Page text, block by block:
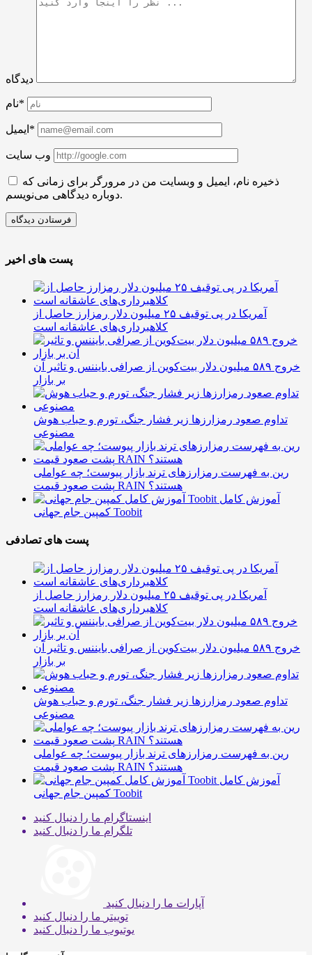
دیدگاه
نام*
ایمیل*
وب سایت
ذخیره نام، ایمیل و وبسایت من در مرورگر برای زمانی که
دوباره دیدگاهی می‌نویسم.
پست های اخیر
آمریکا در پی توقیف ۲۵ میلیون دلار رمزارز حاصل از
کلاهبرداری‌های عاشقانه است
خروج ۵۸۹ میلیون دلار بیت‌کوین از صرافی بایننس و تاثیر آن
بر بازار
تداوم صعود رمزارزها زیر فشار جنگ، تورم و حباب هوش
مصنوعی
رین به فهرست رمزارزهای ترند بازار پیوست؛ چه عواملی
پشت صعود قیمت RAIN هستند؟
آموزش کامل
کمپین جام جهانی Toobit
پست های تصادفی
آمریکا در پی توقیف ۲۵ میلیون دلار رمزارز حاصل از
کلاهبرداری‌های عاشقانه است
خروج ۵۸۹ میلیون دلار بیت‌کوین از صرافی بایننس و تاثیر آن
بر بازار
تداوم صعود رمزارزها زیر فشار جنگ، تورم و حباب هوش
مصنوعی
رین به فهرست رمزارزهای ترند بازار پیوست؛ چه عواملی
پشت صعود قیمت RAIN هستند؟
آموزش کامل
کمپین جام جهانی Toobit
اینستاگرام ما را دنبال کنید
تلگرام ما را دنبال کنید
آپارات ما را دنبال کنید
توییتر ما را دنبال کنید
یوتیوب ما را دنبال کنید